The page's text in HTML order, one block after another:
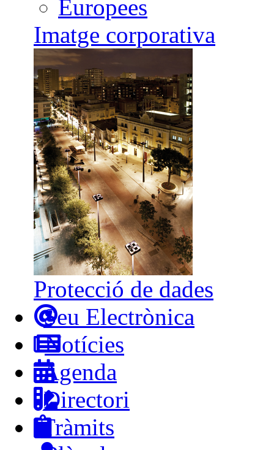
Europees
Imatge corporativa
Protecció de dades
Seu Electrònica
Notícies
Agenda
Directori
Tràmits